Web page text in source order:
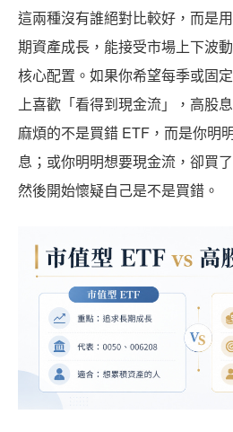
這兩種沒有誰絕對比較好，而是
期資產成長，能接受市場上下波
核心配置。如果你希望每季或固
上喜歡「看得到現金流」，高股
麻煩的不是買錯 ETF，而是你明
息；或你明明想要現金流，卻買
然後開始懷疑自己是不是買錯。